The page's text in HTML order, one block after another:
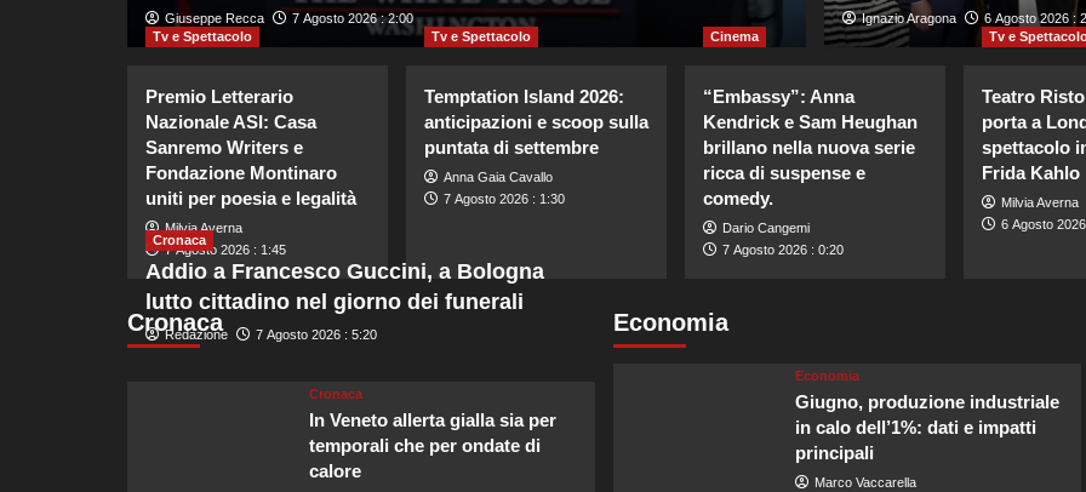
Giuseppe Recca 7 Agosto 2026 : 2:00 Giuseppe Recca 6 Agosto 2026 :
Ignazio Aragona 6 Agosto 2026 :
Tv e Spettacolo
Premio Letterario
Nazionale ASI: Casa
Sanremo Writers e
Fondazione Montinaro
uniti per poesia e legalità
Milvia Averna
7 Agosto 2026 : 1:45
Tv e Spettacolo
Temptation Island 2026:
anticipazioni e scoop sulla
puntata di settembre
Anna Gaia Cavallo
7 Agosto 2026 : 1:30
Cinema
“Embassy”: Anna
Kendrick e Sam Heughan
brillano nella nuova serie
ricca di suspense e
comedy.
Dario Cangemi
7 Agosto 2026 : 0:20
Tv e
Teatro
porta a
spettacolo
Frida Kahlo
Milvia Averna
6 Agosto
Cronaca
Cronaca
Addio a Francesco Guccini, a Bologna
lutto cittadino nel giorno dei funerali
Redazione 7 Agosto 2026 : 5:20
Cronaca
In Veneto allerta gialla sia per
temporali che per ondate di
calore
Economia
Economia
Giugno, produzione industriale
in calo dell’1%: dati e impatti
principali
Marco Vaccarella